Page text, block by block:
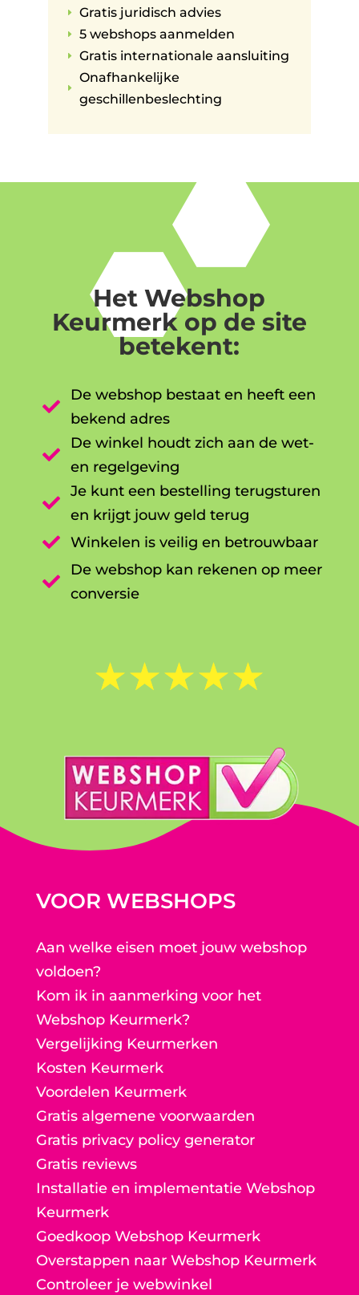
E Gratis juridisch advies
E 5 webshops aanmelden
E Gratis internationale aansluiting
E
Onafhankelijke
geschillenbeslechting
Het Webshop
Keurmerk op de site
betekent:

De webshop bestaat en heeft een
bekend adres

De winkel houdt zich aan de wet-
en regelgeving

Je kunt een bestelling terugsturen
en krijgt jouw geld terug

Winkelen is veilig en betrouwbaar

De webshop kan rekenen op meer
conversie
☆☆☆☆☆
VOOR WEBSHOPS
Aan welke eisen moet jouw webshop
voldoen?
Kom ik in aanmerking voor het
Webshop Keurmerk?
Vergelijking Keurmerken
Kosten Keurmerk
Voordelen Keurmerk
Gratis algemene voorwaarden
Gratis privacy policy generator
Gratis reviews
Installatie en implementatie Webshop
Keurmerk
Goedkoop Webshop Keurmerk
Overstappen naar Webshop Keurmerk
Controleer je webwinkel